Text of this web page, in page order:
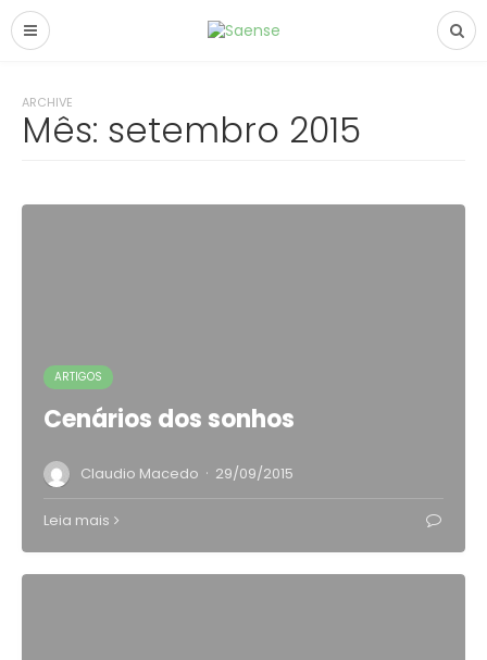
ARCHIVE
Mês: setembro 2015
ARTIGOS
Cenários dos sonhos
Claudio Macedo · 29/09/2015
Leia mais